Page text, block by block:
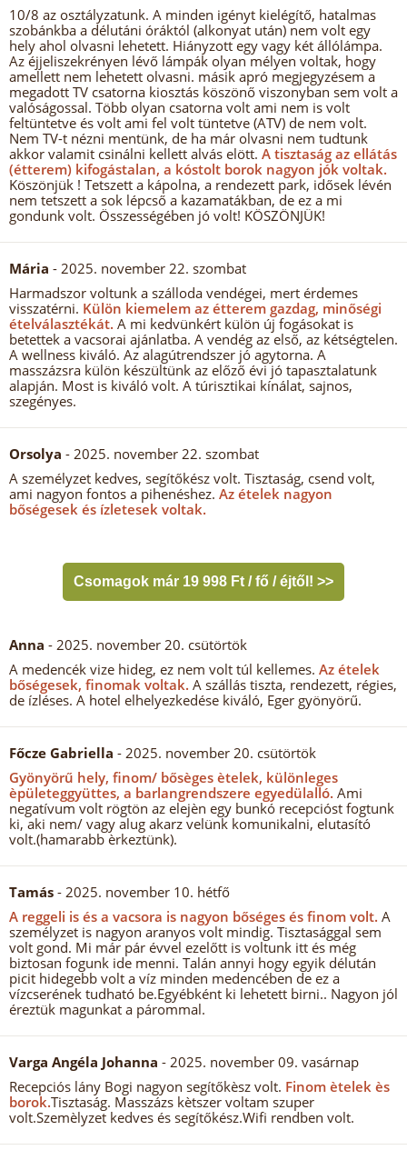
10/8 az osztályzatunk. A minden igényt kielégítő, hatalmas
szobánkba a délutáni óráktól (alkonyat után) nem volt egy
hely ahol olvasni lehetett. Hiányzott egy vagy két állólámpa.
Az éjjeliszekrényen lévő lámpák olyan mélyen voltak, hogy
amellett nem lehetett olvasni. másik apró megjegyzésem a
megadott TV csatorna kiosztás köszönő viszonyban sem volt a
valóságossal. Több olyan csatorna volt ami nem is volt
feltüntetve és volt ami fel volt tüntetve (ATV) de nem volt.
Nem TV-t nézni mentünk, de ha már olvasni nem tudtunk
akkor valamit csinálni kellett alvás elött. A tisztaság az ellátás
(étterem) kifogástalan, a kóstolt borok nagyon jók voltak.
Köszönjük ! Tetszett a kápolna, a rendezett park, idősek lévén
nem tetszett a sok lépcső a kazamatákban, de ez a mi
gondunk volt. Összességében jó volt! KÖSZÖNJÜK!
Mária - 2025. november 22. szombat
Harmadszor voltunk a szálloda vendégei, mert érdemes
visszatérni. Külön kiemelem az étterem gazdag, minőségi
ételválasztékát. A mi kedvünkért külön új fogásokat is
betettek a vacsorai ajánlatba. A vendég az első, az kétségtelen.
A wellness kiváló. Az alagútrendszer jó agytorna. A
masszázsra külön készültünk az előző évi jó tapasztalatunk
alapján. Most is kiváló volt. A túrisztikai kínálat, sajnos,
szegényes.
Orsolya - 2025. november 22. szombat
A személyzet kedves, segítőkész volt. Tisztaság, csend volt,
ami nagyon fontos a pihenéshez. Az ételek nagyon
bőségesek és ízletesek voltak.
Csomagok már 19 998 Ft / fő / éjtől! >>
Anna - 2025. november 20. csütörtök
A medencék vize hideg, ez nem volt túl kellemes. Az ételek
bőségesek, finomak voltak. A szállás tiszta, rendezett, régies,
de ízléses. A hotel elhelyezkedése kiváló, Eger gyönyörű.
Főcze Gabriella - 2025. november 20. csütörtök
Gyönyörű hely, finom/ bősèges ètelek, különleges
èpületeggyüttes, a barlangrendszere egyedülalló. Ami
negatívum volt rögtön az elejèn egy bunkó recepcióst fogtunk
ki, aki nem/ vagy alug akarz velünk komunikalni, elutasító
volt.(hamarabb èrkeztünk).
Tamás - 2025. november 10. hétfő
A reggeli is és a vacsora is nagyon bőséges és finom volt. A
személyzet is nagyon aranyos volt mindig. Tisztasággal sem
volt gond. Mi már pár évvel ezelőtt is voltunk itt és még
biztosan fogunk ide menni. Talán annyi hogy egyik délután
picit hidegebb volt a víz minden medencében de ez a
vízcserének tudható be.Egyébként ki lehetett birni.. Nagyon jól
éreztük magunkat a párommal.
Varga Angéla Johanna - 2025. november 09. vasárnap
Recepciós lány Bogi nagyon segítőkèsz volt. Finom ètelek ès
borok.Tisztaság. Masszázs kètszer voltam szuper
volt.Szemèlyzet kedves és segítőkész.Wifi rendben volt.